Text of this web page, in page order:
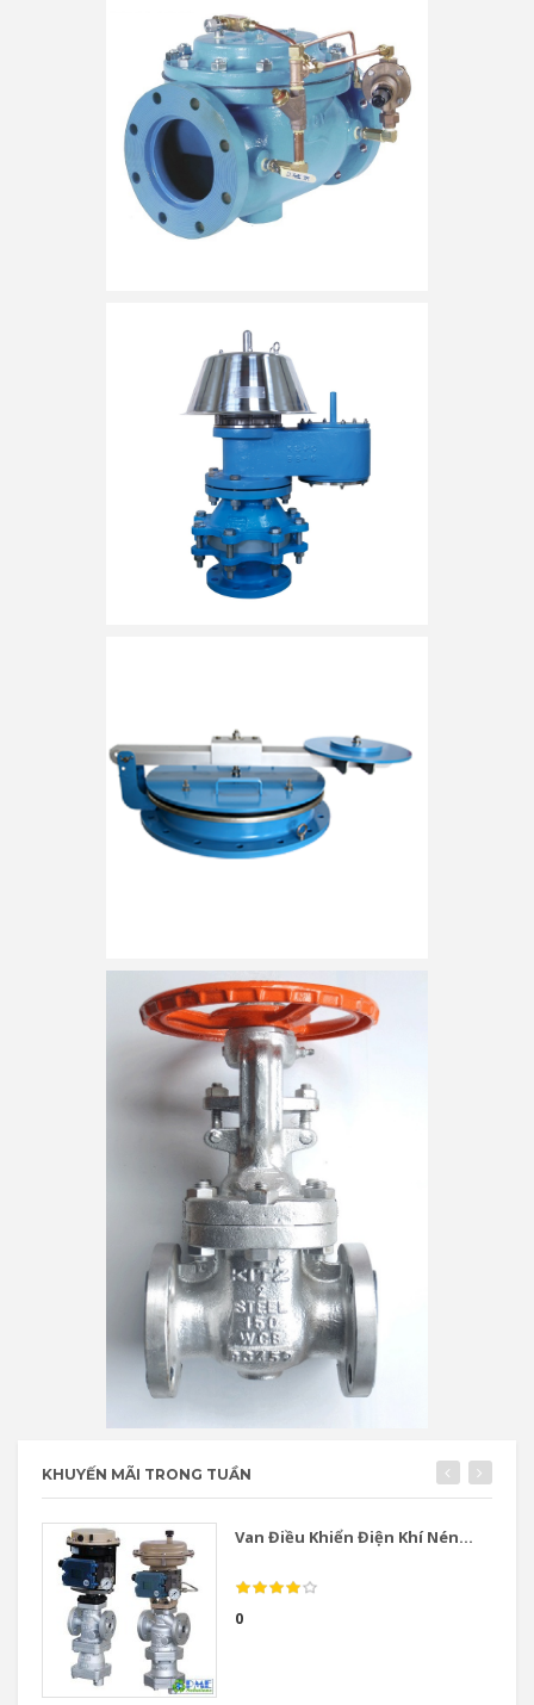
KHUYẾN MÃI TRONG TUẦN
Van Điều Khiển Điện Khí Nén...
0